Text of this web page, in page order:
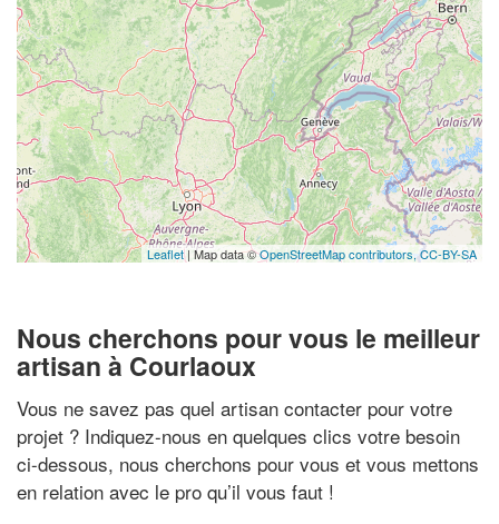
Leaflet| Map data ©OpenStreetMap contributors,CC-BY-SA
Nous cherchons pour vous le meilleur
artisan à Courlaoux
Vous ne savez pas quel artisan contacter pour votre
projet ? Indiquez-nous en quelques clics votre besoin
ci-dessous, nous cherchons pour vous et vous mettons
en relation avec le pro qu’il vous faut !